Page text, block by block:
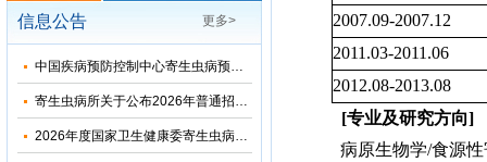
信息公告 更多>
中国疾病预防控制中心寄生虫病预防控制所（国家热带病研究中心）2026年优秀大学生夏令营活动招收简章
寄生虫病所关于公布2026年普通招考博士考生调剂复试名单的通知
2026年度国家卫生健康委寄生虫病原与媒介生物学重点实验室开放课题申请通知
2007.09-2007.12
2011.03-2011.06
2012.08-2013.08
[专业及研究方向]
病原生物学/食源